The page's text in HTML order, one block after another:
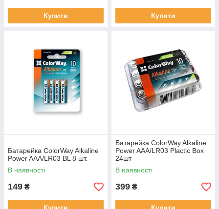
Купити Купити
Батарейка ColorWay Alkaline
Power AAA/LR03 BL 8 шт.
В наявності
149 ₴
Батарейка ColorWay Alkaline
Power AAA/LR03 Plactic Box
24шт
В наявності
399 ₴